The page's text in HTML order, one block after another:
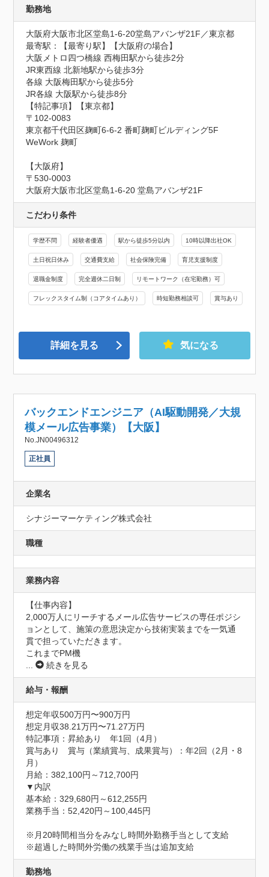
勤務地
大阪府大阪市北区堂島1-6-20堂島アバンザ21F／東京都
最寄駅：【最寄り駅】【大阪府の場合】
大阪メトロ四つ橋線 西梅田駅から徒歩2分
JR東西線 北新地駅から徒歩3分
各線 大阪梅田駅から徒歩5分
JR各線 大阪駅から徒歩8分
【特記事項】【東京都】
〒102-0083
東京都千代田区麹町6-6-2 番町麹町ビルディング5F
WeWork 麹町
【大阪府】
〒530-0003
大阪府大阪市北区堂島1-6-20 堂島アバンザ21F
こだわり条件
学歴不問 経験者優遇 駅から徒歩5分以内 10時以降出社OK
土日祝日休み 交通費支給 社会保険完備 育児支援制度
退職金制度 完全週休二日制 リモートワーク（在宅勤務）可
フレックスタイム制（コアタイムあり） 時短勤務相談可 賞与あり
詳細を見る 気になる
バックエンドエンジニア（AI駆動開発／大規
模メール広告事業）【大阪】
No.JN00496312
正社員
企業名
シナジーマーケティング株式会社
職種
業務内容
【仕事内容】
2,000万人にリーチするメール広告サービスの専任ポジシ
ョンとして、施策の意思決定から技術実装までを一気通
貫で担っていただきます。
これまでPM機
...
続きを見る
給与・報酬
想定年収500万円〜900万円
想定月収38.21万円〜71.27万円
特記事項：昇給あり　年1回（4月）
賞与あり　賞与（業績賞与、成果賞与）：年2回（2月・8
月）
月給：382,100円～712,700円
▼内訳
基本給：329,680円～612,255円
業務手当：52,420円～100,445円
※月20時間相当分をみなし時間外勤務手当として支給
※超過した時間外労働の残業手当は追加支給
勤務地